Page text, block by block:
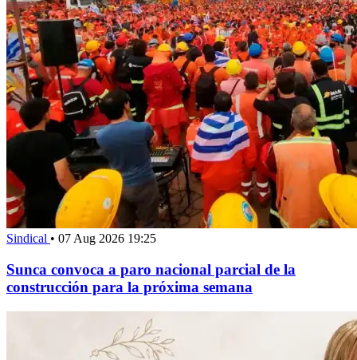
Sindical • 07 Aug 2026 19:25
Sunca convoca a paro nacional parcial de la
construcción para la próxima semana